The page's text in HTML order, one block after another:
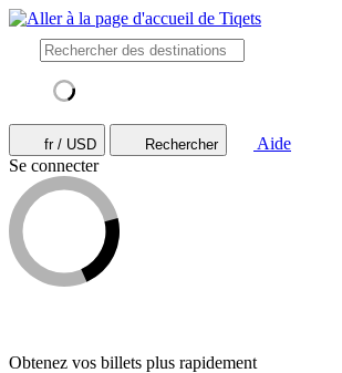
fr / USD Rechercher
Aide
Se connecter
Obtenez vos billets plus rapidement